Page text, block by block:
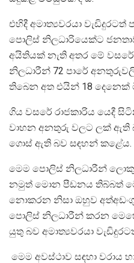
එහිදී අමාත්‍යවරයා
පොලිස් නිලධාරියෙක්ට
අයිතියක් නැති අතර මේ
නිලධාරීන් 72 පාරේ
තිබෙන අත එයින් 18
ගිය වසරේ රාජකාරිය යෙදී
වාහන අනතුරු වලට ලක් ඇති
ගොස් ඇති බව සඳහන් කළේය.
මෙම පොලිස් නිලධාරීන් ලොකු
නමුත් මොන පීඩනය තිබ්බත්
නොකරන නිසා ඔහුව
පොලිස් නිලධාරීන් කරන
යුතු බව අමාත්‍යවරයා
මෙම අවස්ථාව සඳහා වරාය